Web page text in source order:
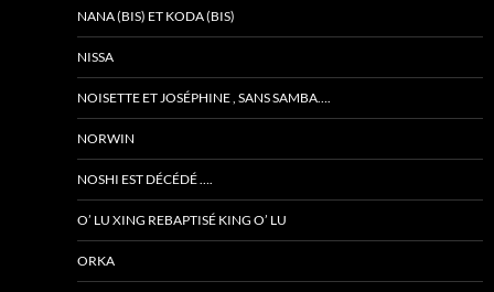
NANA (BIS) ET KODA (BIS)
NISSA
NOISETTE ET JOSÉPHINE , SANS SAMBA….
NORWIN
NOSHI EST DÉCÉDÉ ….
O’ LU XING REBAPTISÉ KING O’ LU
ORKA